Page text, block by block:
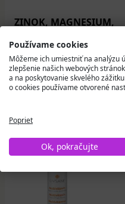
ZINOK, MAGNESIUM,
RosenPharma tbl eff
1x20 ks
3,03 €
Na sklade
Používame cookies
Môžeme ich umiestniť na analýzu
zlepšenie našich webových
a na poskytovanie skvelého
o cookies používame otvorené
Poprieť
Ok, pokračujte